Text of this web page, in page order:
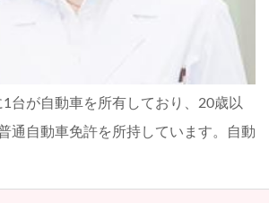
台が自動車を所有しており、20歳以
通自動車免許を所持しています。自動